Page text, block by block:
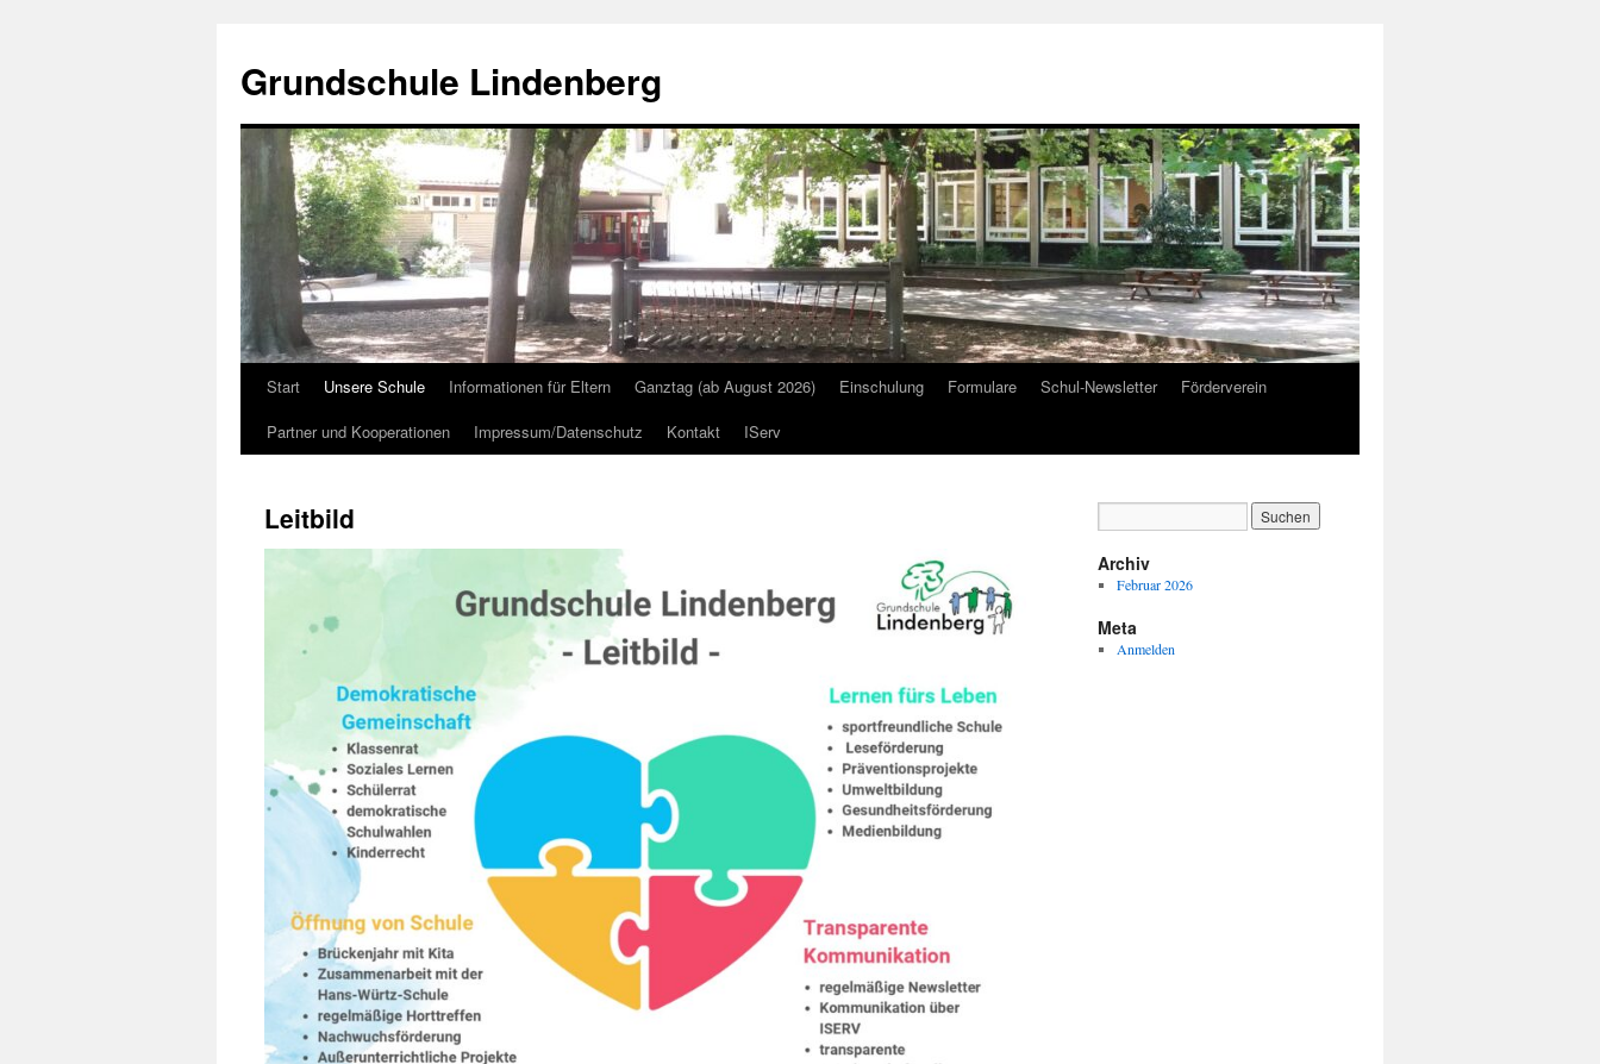
springen
Grundschule Lindenberg
Start Unsere Schule Informationen für Eltern Ganztag (ab August 2026) Einschulung Formulare Schul-Newsletter
Förderverein
Partner und Kooperationen
Impressum/Datenschutz Kontakt IServ
Leitbild
Archiv
Februar 2026
Meta
Anmelden